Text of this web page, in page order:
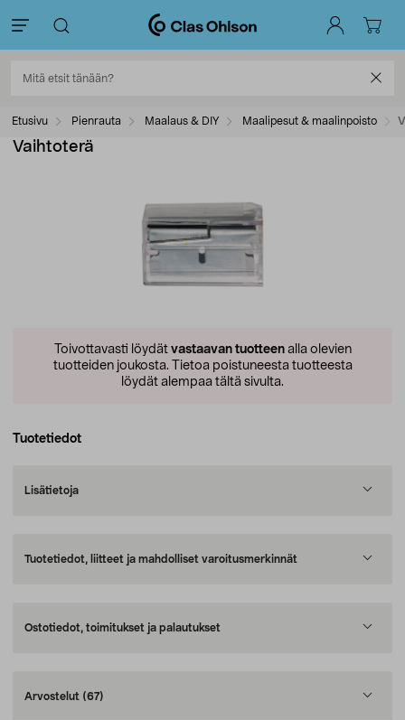
Etusivu Pienrauta Maalaus & DIY Maalipesut & maalinpoisto
Vaihtoterä
Toivottavasti löydät vastaavan tuotteenalla olevien
tuotteiden joukosta. Tietoa poistuneesta tuotteesta
löydät alempaa tältä sivulta.
Tuotetiedot
Lisätietoja
Tuotetiedot, liitteet ja mahdolliset varoitusmerkinnät
Ostotiedot, toimitukset ja palautukset
Arvostelut (67)